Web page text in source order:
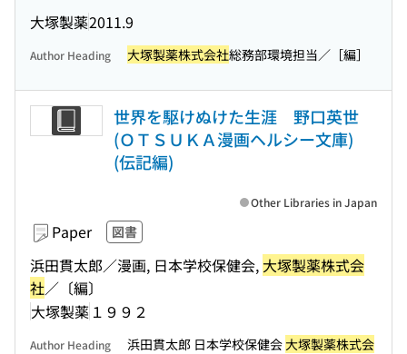
大塚製薬2011.9
Author Heading 大塚製薬株式会社総務部環境担当／［編］
世界を駆けぬけた生涯 野口英世
(ＯＴＳＵＫＡ漫画ヘルシー文庫)
(伝記編)
Paper 図書
浜田貫太郎／漫画, 日本学校保健会, 大塚製薬株式会
社／〔編〕
大塚製薬 １９９２
Other Libraries in Japan
Author Heading 浜田貫太郎 日本学校保健会 大塚製薬株式会